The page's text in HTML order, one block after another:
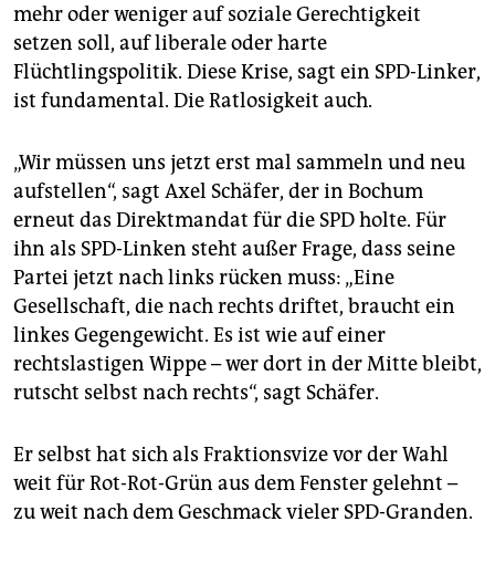
mehr oder weniger auf soziale Gerechtigkeit
setzen soll, auf liberale oder harte
Flüchtlingspolitik. Diese Krise, sagt ein SPD-Linker,
ist fundamental. Die Ratlosigkeit auch.
„Wir müssen uns jetzt erst mal sammeln und neu
aufstellen“, sagt Axel Schäfer, der in Bochum
erneut das Direktmandat für die SPD holte. Für
ihn als SPD-Linken steht außer Frage, dass seine
Partei jetzt nach links rücken muss: „Eine
Gesellschaft, die nach rechts driftet, braucht ein
linkes Gegengewicht. Es ist wie auf einer
rechtslastigen Wippe – wer dort in der Mitte bleibt,
rutscht selbst nach rechts“, sagt Schäfer.
Er selbst hat sich als Fraktionsvize vor der Wahl
weit für Rot-Rot-Grün aus dem Fenster gelehnt –
zu weit nach dem Geschmack vieler SPD-Granden.